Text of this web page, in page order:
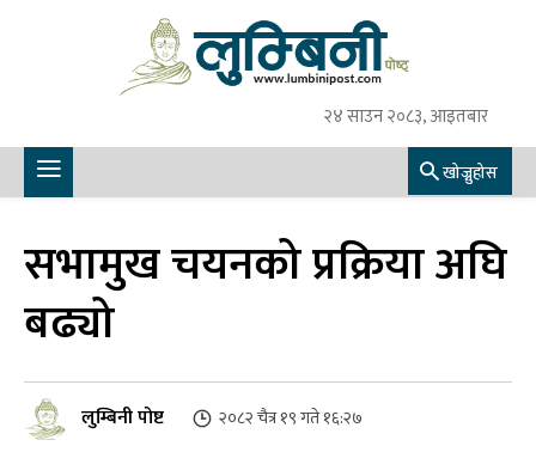
२४ साउन २०८३, आइतबार
खोज्नुहोस
सभामुख चयनको प्रक्रिया अघि
बढ्यो
लुम्बिनी पोष्ट २०८२ चैत्र १९ गते १६:२७